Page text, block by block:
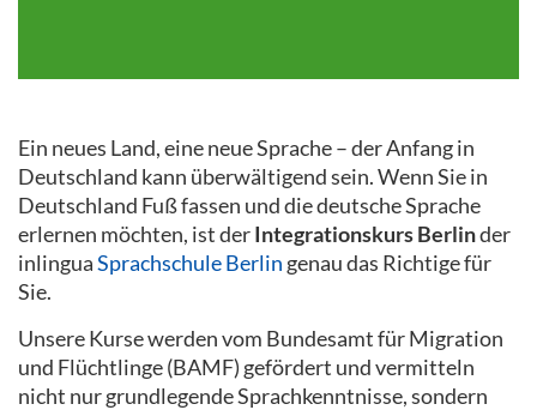
Ein neues Land, eine neue Sprache – der Anfang in
Deutschland kann überwältigend sein. Wenn Sie in
Deutschland Fuß fassen und die deutsche Sprache
erlernen möchten, ist derIntegrationskurs Berlinder
inlinguaSprachschule Berlin genau das Richtige für
Sie.
Unsere Kurse werden vom Bundesamt für Migration
und Flüchtlinge (BAMF) gefördert und vermitteln
nicht nur grundlegende Sprachkenntnisse, sondern